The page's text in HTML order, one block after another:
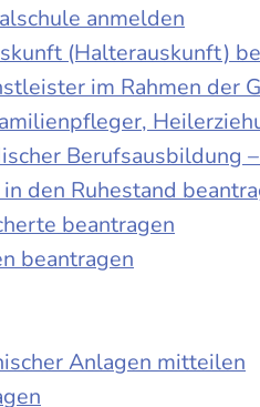
anmelden
(Halterauskunft)
im Rahmen der
Berufsausbildung
den Ruhestand
beantragen
beantragen
Anlagen mitteilen